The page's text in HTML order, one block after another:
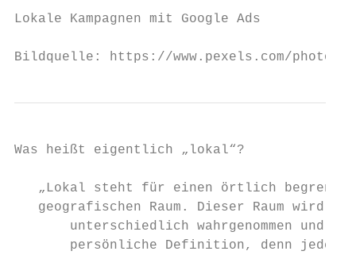
Lokale Kampagnen mit Google Ads
Bildquelle: https://www.pexels.com/photo/
Was heißt eigentlich „lokal“?
„Lokal steht für einen örtlich
geografischen Raum. Dieser Raum wird
unterschiedlich wahrgenommen und
persönliche Definition, denn jeder